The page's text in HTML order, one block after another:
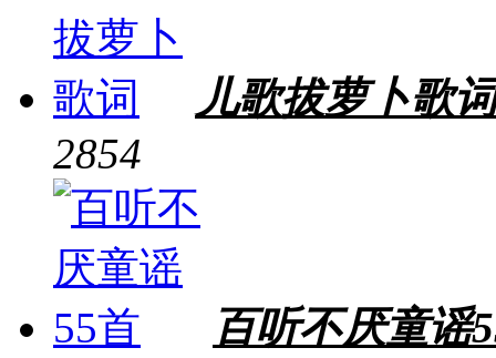
儿歌拔萝卜歌词
2854
百听不厌童谣